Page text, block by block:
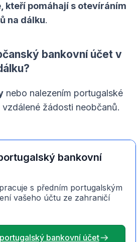
kteří pomáhají s otevíráním
na dálku.
bankovní účet v
nebo nalezením portugalské
žádosti neobčanů.
bankovní
s předním portugalským
vašeho účtu ze zahraničí
bankovní účet